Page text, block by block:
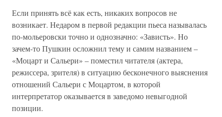
Если принять всё как есть, никаких вопросов не
возникает. Недаром в первой редакции пьеса называлась
по-мольеровски точно и однозначно: «Зависть». Но
зачем-то Пушкин осложнил тему и самим названием –
«Моцарт и Сальери» – поместил читателя (актера,
режиссера, зрителя) в ситуацию бесконечного выяснения
отношений Сальери с Моцартом, в которой
интерпретатор оказывается в заведомо невыгодной
позиции.